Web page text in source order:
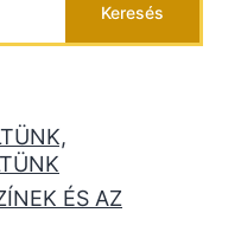
Keresés
ÉS AZ